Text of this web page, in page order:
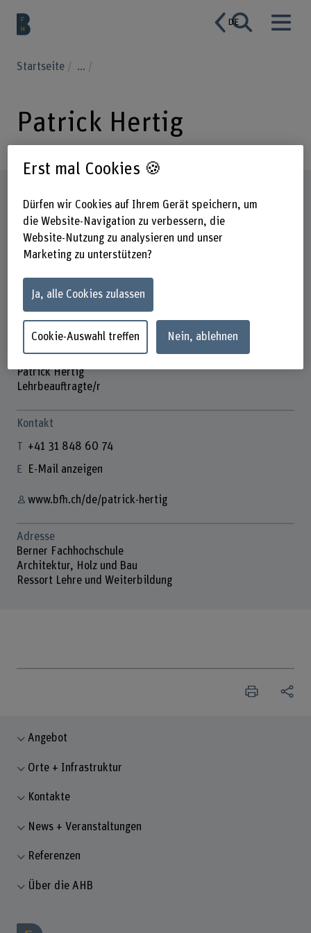
DE
Startseite ...
Patrick Hertig
Patrick Hertig
Lehrbeauftragte/r
Kontakt
+41 31 848 60 74
E-Mail anzeigen
www.bfh.ch/de/patrick-hertig
Adresse
Berner Fachhochschule
Architektur, Holz und Bau
Ressort Lehre und Weiterbildung
Angebot
Orte + Infrastruktur
Kontakte
News + Veranstaltungen
Referenzen
Über die AHB
Erst mal Cookies 🍪
Dürfen wir Cookies auf Ihrem Gerät speichern, um
die Website-Navigation zu verbessern, die
Website-Nutzung zu analysieren und unser
Marketing zu unterstützen?
Ja, alle Cookies zulassen
Cookie-Auswahl treffen Nein, ablehnen